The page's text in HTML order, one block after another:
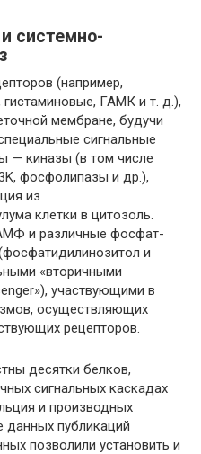
системно-
(например,
ГАМК и т. д.),
мембране, будучи
сигнальные
— киназы (в том числе
фосфолипазы и др.),
из
клетки в цитозоль.
и различные фосфат-
и
«вторичными
участвующими в
осуществляющих
рецепторов.
десятки белков,
сигнальных каскадах
и производных
данных публикаций
позволили установить и